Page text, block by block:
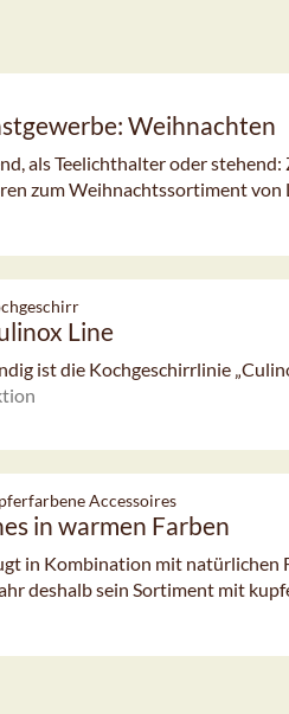
Weihnachten
als Teelichthalter oder
zum Weihnachtssortiment von
Line
ist die Kochgeschirrlinie
Accessoires
in warmen Farben
in Kombination mit natürlichen
deshalb sein Sortiment mit